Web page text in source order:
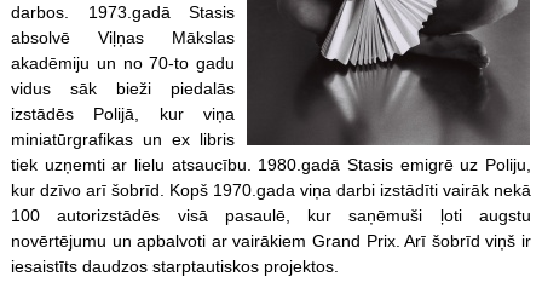
darbos. 1973.gadā Stasis
absolvē Viļņas Mākslas
akadēmiju un no 70-to gadu
vidus sāk bieži piedalās
izstādēs Polijā, kur viņa
miniatūrgrafikas un ex libris
tiek uzņemti ar lielu atsaucību. 1980.gadā Stasis emigrē uz Poliju,
kur dzīvo arī šobrīd. Kopš 1970.gada viņa darbi izstādīti vairāk nekā
100 autorizstādēs visā pasaulē, kur saņēmuši ļoti augstu
novērtējumu un apbalvoti ar vairākiem Grand Prix. Arī šobrīd viņš ir
iesaistīts daudzos starptautiskos projektos.